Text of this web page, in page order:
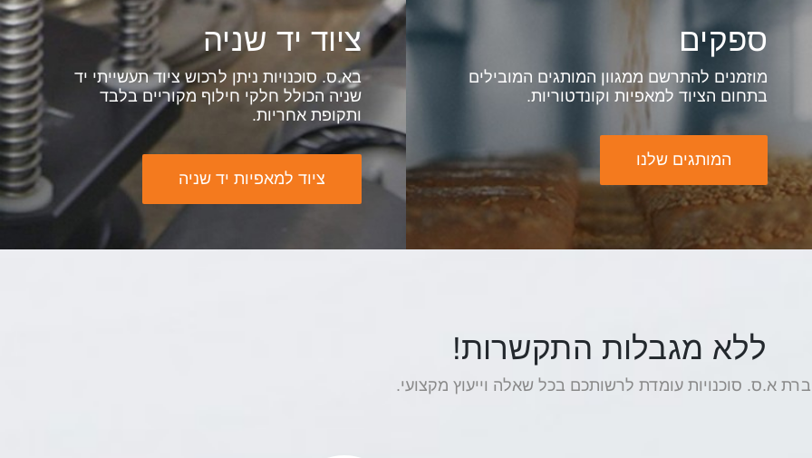
ספקים
מוזמנים להתרשם ממגוון המותגים המובילים
בתחום הציוד למאפיות וקונדטוריות.
המותגים שלנו
ציוד יד שניה
בא.ס. סוכנויות ניתן לרכוש ציוד תעשייתי יד
שניה הכולל חלקי חילוף מקוריים בלבד
ותקופת אחריות.
ציוד למאפיות יד שניה
ללא מגבלות התקשרות!
א.ס. סוכנויות עומדת לרשותכם בכל שאלה וייעוץ מקצועי.